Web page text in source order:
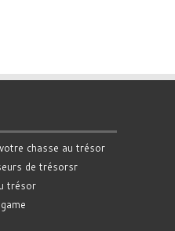
chasse au trésor
de trésorsr
trésor